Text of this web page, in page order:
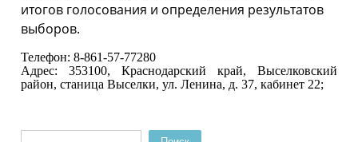
итогов голосования и определения результатов
выборов.
Телефон: 8-861-57-77280
Адрес: 353100, Краснодарский край, Выселковский
район, станица Выселки, ул. Ленина, д. 37, кабинет 22;
Поиск